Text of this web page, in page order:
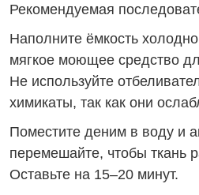
Рекомендуемая
Наполните ёмкость
мягкое моющее средство
Не используйте
химикаты, так как они
Поместите деним в воду и
перемешайте, чтобы ткань
Оставьте на 15–20 минут.